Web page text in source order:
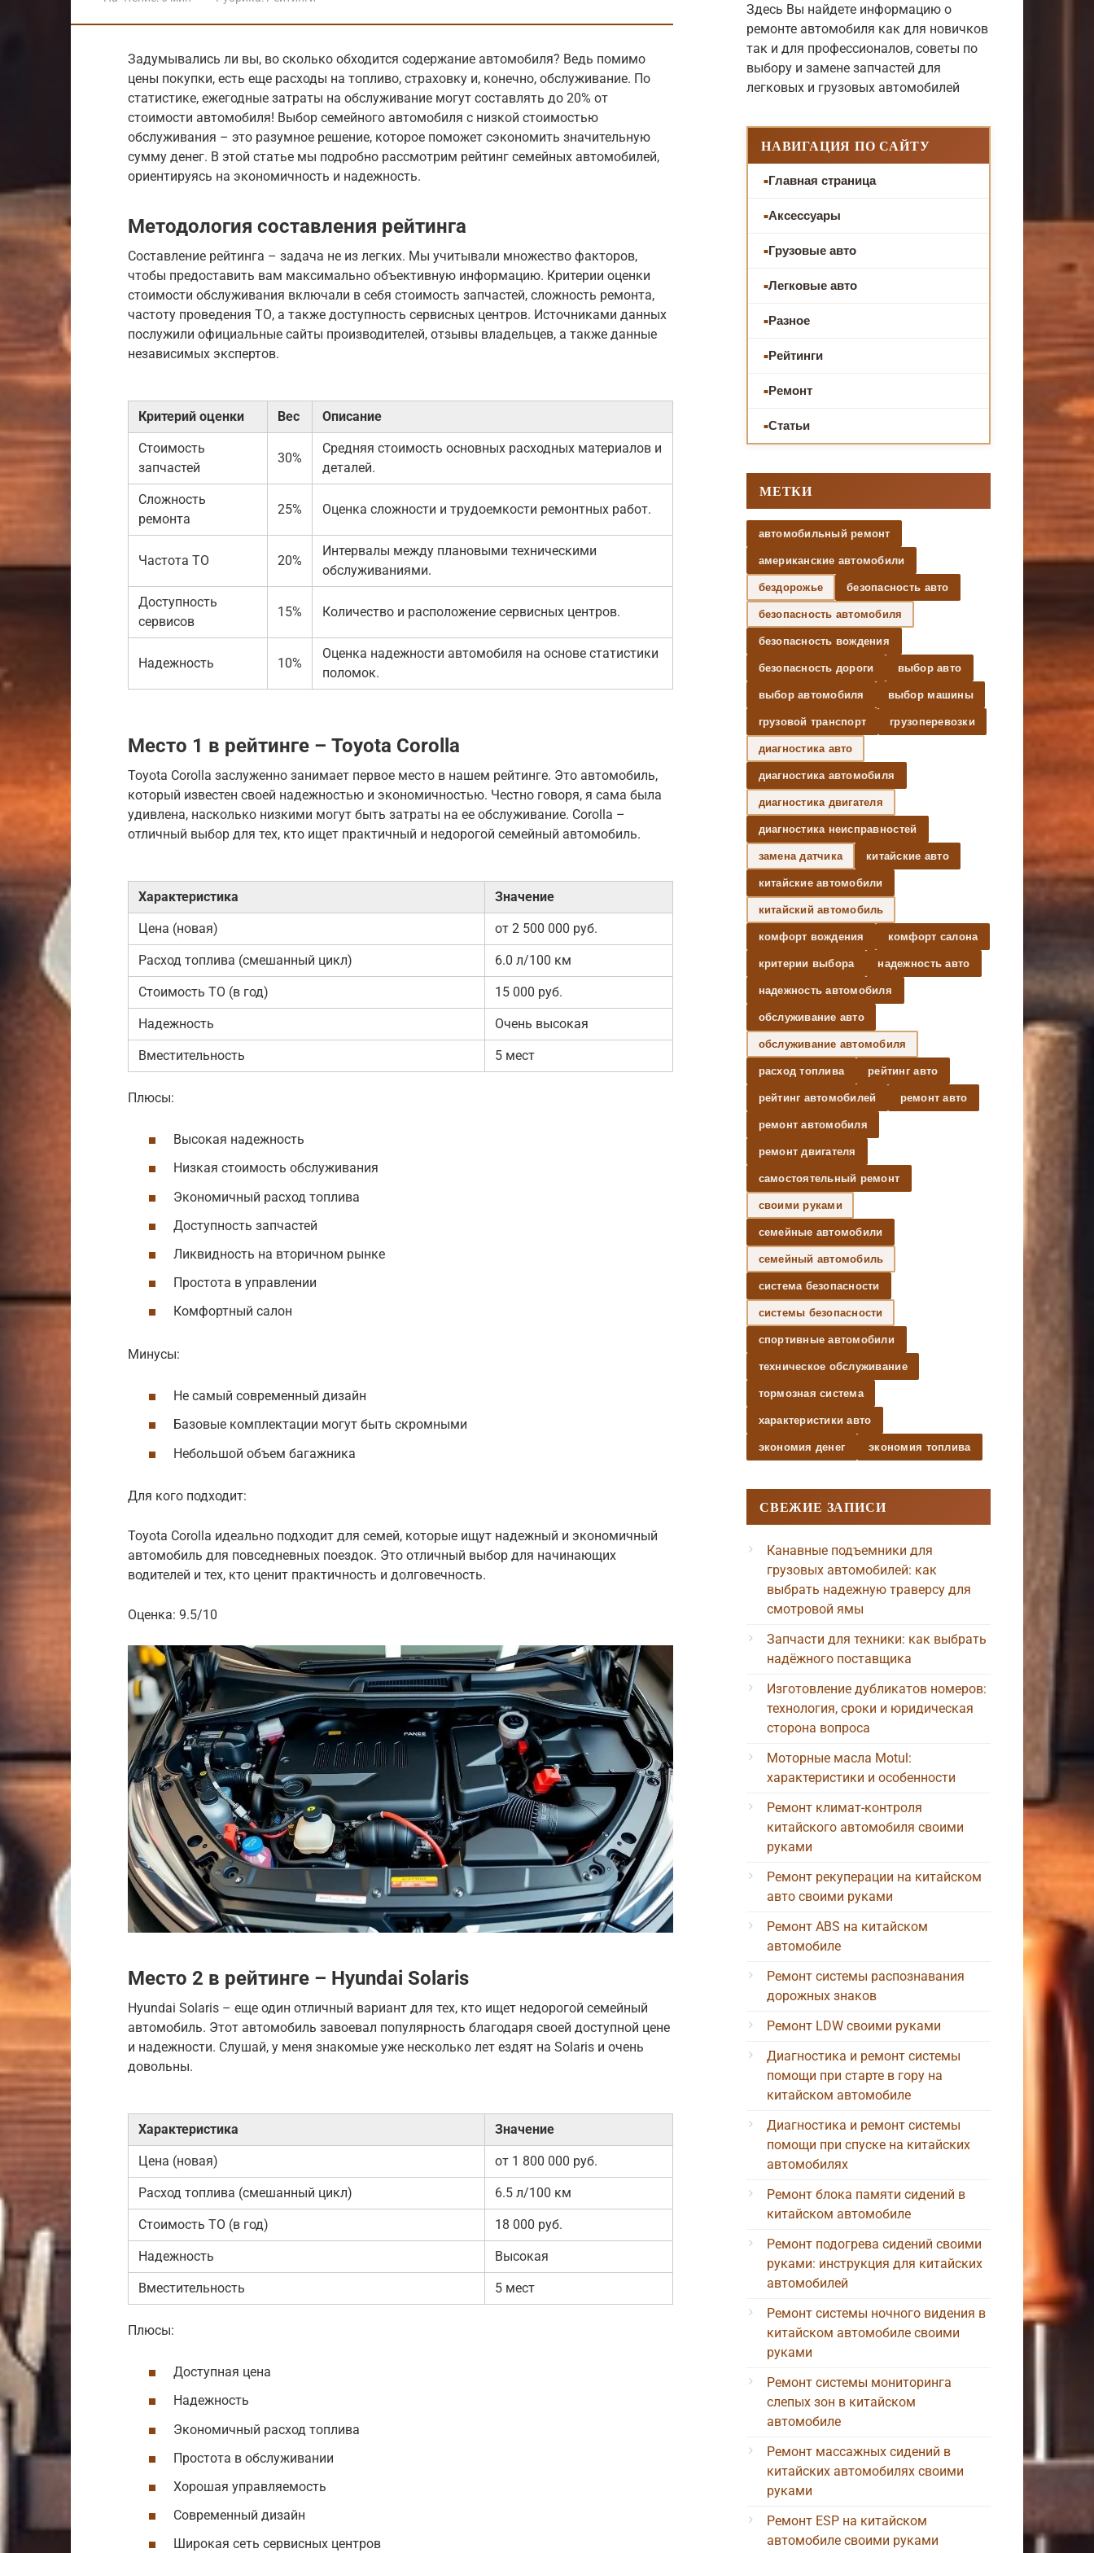
Задумывались ли вы, во сколько обходится содержание автомобиля? Ведь помимо
цены покупки, есть еще расходы на топливо, страховку и, конечно, обслуживание. По
статистике, ежегодные затраты на обслуживание могут составлять до 20% от
стоимости автомобиля! Выбор семейного автомобиля с низкой стоимостью
обслуживания – это разумное решение, которое поможет сэкономить значительную
сумму денег. В этой статье мы подробно рассмотрим рейтинг семейных автомобилей,
ориентируясь на экономичность и надежность.
Методология составления рейтинга
Составление рейтинга – задача не из легких. Мы учитывали множество факторов,
чтобы предоставить вам максимально объективную информацию. Критерии оценки
стоимости обслуживания включали в себя стоимость запчастей, сложность ремонта,
частоту проведения ТО, а также доступность сервисных центров. Источниками данных
послужили официальные сайты производителей, отзывы владельцев, а также данные
независимых экспертов.
Критерий оценки Вес Описание
Стоимость
запчастей
30%
Средняя стоимость основных расходных материалов и
деталей.
Сложность
ремонта
25% Оценка сложности и трудоемкости ремонтных работ.
Частота ТО 20%
Интервалы между плановыми техническими
обслуживаниями.
Доступность
сервисов
15% Количество и расположение сервисных центров.
Надежность 10%
Оценка надежности автомобиля на основе статистики
поломок.
Место 1 в рейтинге – Toyota Corolla
Toyota Corolla заслуженно занимает первое место в нашем рейтинге. Это автомобиль,
который известен своей надежностью и экономичностью. Честно говоря, я сама была
удивлена, насколько низкими могут быть затраты на ее обслуживание. Corolla –
отличный выбор для тех, кто ищет практичный и недорогой семейный автомобиль.
Характеристика Значение
Цена (новая) от 2 500 000 руб.
Расход топлива (смешанный цикл) 6.0 л/100 км
Стоимость ТО (в год) 15 000 руб.
Надежность Очень высокая
Вместительность 5 мест
Плюсы:
Высокая надежность
Низкая стоимость обслуживания
Экономичный расход топлива
Доступность запчастей
Ликвидность на вторичном рынке
Простота в управлении
Комфортный салон
Минусы:
Не самый современный дизайн
Базовые комплектации могут быть скромными
Небольшой объем багажника
Для кого подходит:
Toyota Corolla идеально подходит для семей, которые ищут надежный и экономичный
автомобиль для повседневных поездок. Это отличный выбор для начинающих
водителей и тех, кто ценит практичность и долговечность.
Оценка: 9.5/10
Место 2 в рейтинге – Hyundai Solaris
Hyundai Solaris – еще один отличный вариант для тех, кто ищет недорогой семейный
автомобиль. Этот автомобиль завоевал популярность благодаря своей доступной цене
и надежности. Слушай, у меня знакомые уже несколько лет ездят на Solaris и очень
довольны.
Характеристика Значение
Цена (новая) от 1 800 000 руб.
Расход топлива (смешанный цикл) 6.5 л/100 км
Стоимость ТО (в год) 18 000 руб.
Надежность Высокая
Вместительность 5 мест
Плюсы:
Доступная цена
Надежность
Экономичный расход топлива
Простота в обслуживании
Хорошая управляемость
Современный дизайн
Широкая сеть сервисных центров
Здесь Вы найдете информацию о
ремонте автомобиля как для новичков
так и для профессионалов, советы по
выбору и замене запчастей для
легковых и грузовых автомобилей
НАВИГАЦИЯ ПО САЙТУ
Главная страница
Аксессуары
Грузовые авто
Легковые авто
Разное
Рейтинги
Ремонт
Статьи
МЕТКИ
автомобильный ремонт
американские автомобили
бездорожье безопасность авто
безопасность автомобиля
безопасность вождения
безопасность дороги выбор авто
выбор автомобиля выбор машины
грузовой транспорт грузоперевозки
диагностика авто
диагностика автомобиля
диагностика двигателя
диагностика неисправностей
замена датчика китайские авто
китайские автомобили
китайский автомобиль
комфорт вождения комфорт салона
критерии выбора надежность авто
надежность автомобиля
обслуживание авто
обслуживание автомобиля
расход топлива рейтинг авто
рейтинг автомобилей ремонт авто
ремонт автомобиля
ремонт двигателя
самостоятельный ремонт
своими руками
семейные автомобили
семейный автомобиль
система безопасности
системы безопасности
спортивные автомобили
техническое обслуживание
тормозная система
характеристики авто
экономия денег экономия топлива
СВЕЖИЕ ЗАПИСИ
Канавные подъемники для
грузовых автомобилей: как
выбрать надежную траверсу для
смотровой ямы
Запчасти для техники: как выбрать
надёжного поставщика
Изготовление дубликатов номеров:
технология, сроки и юридическая
сторона вопроса
Моторные масла Motul:
характеристики и особенности
Ремонт климат-контроля
китайского автомобиля своими
руками
Ремонт рекуперации на китайском
авто своими руками
Ремонт ABS на китайском
автомобиле
Ремонт системы распознавания
дорожных знаков
Ремонт LDW своими руками
Диагностика и ремонт системы
помощи при старте в гору на
китайском автомобиле
Диагностика и ремонт системы
помощи при спуске на китайских
автомобилях
Ремонт блока памяти сидений в
китайском автомобиле
Ремонт подогрева сидений своими
руками: инструкция для китайских
автомобилей
Ремонт системы ночного видения в
китайском автомобиле своими
руками
Ремонт системы мониторинга
слепых зон в китайском
автомобиле
Ремонт массажных сидений в
китайских автомобилях своими
руками
Ремонт ESP на китайском
автомобиле своими руками